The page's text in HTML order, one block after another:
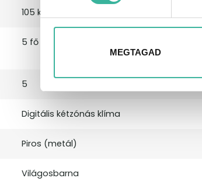
MEGTAGAD
105 kW, 143 LE
5 fő
5
Digitális kétzónás klíma
Piros (metál)
Világosbarna